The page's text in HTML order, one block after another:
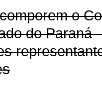
o
do Paraná